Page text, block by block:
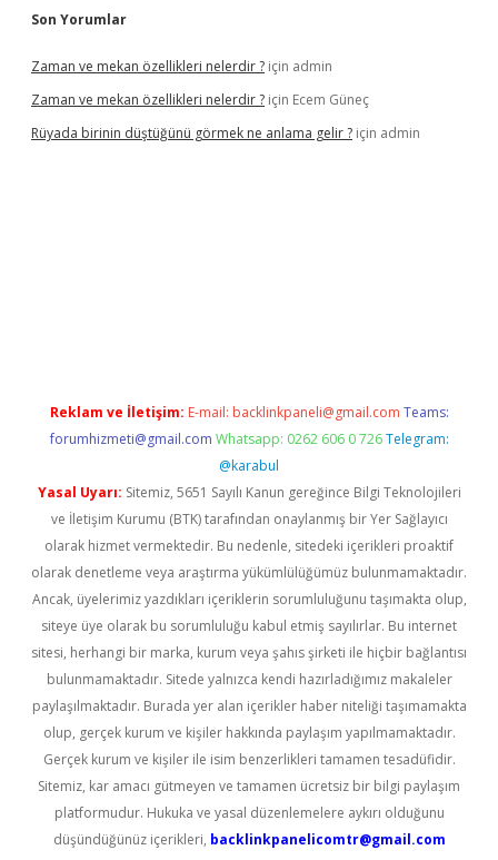
Son Yorumlar
Zaman ve mekan özellikleri nelerdir ? için admin
Zaman ve mekan özellikleri nelerdir ? için Ecem Güneç
Rüyada birinin düştüğünü görmek ne anlama gelir ? için admin
Reklam ve İletişim: E-mail: backlinkpaneli@gmail.com Teams:
forumhizmeti@gmail.com Whatsapp: 0262 606 0 726 Telegram:
@karabul
Yasal Uyarı: Sitemiz, 5651 Sayılı Kanun gereğince Bilgi Teknolojileri
ve İletişim Kurumu (BTK) tarafından onaylanmış bir Yer Sağlayıcı
olarak hizmet vermektedir. Bu nedenle, sitedeki içerikleri proaktif
olarak denetleme veya araştırma yükümlülüğümüz bulunmamaktadır.
Ancak, üyelerimiz yazdıkları içeriklerin sorumluluğunu taşımakta olup,
siteye üye olarak bu sorumluluğu kabul etmiş sayılırlar. Bu internet
sitesi, herhangi bir marka, kurum veya şahıs şirketi ile hiçbir bağlantısı
bulunmamaktadır. Sitede yalnızca kendi hazırladığımız makaleler
paylaşılmaktadır. Burada yer alan içerikler haber niteliği taşımamakta
olup, gerçek kurum ve kişiler hakkında paylaşım yapılmamaktadır.
Gerçek kurum ve kişiler ile isim benzerlikleri tamamen tesadüfidir.
Sitemiz, kar amacı gütmeyen ve tamamen ücretsiz bir bilgi paylaşım
platformudur. Hukuka ve yasal düzenlemelere aykırı olduğunu
düşündüğünüz içerikleri, backlinkpanelicomtr@gmail.com